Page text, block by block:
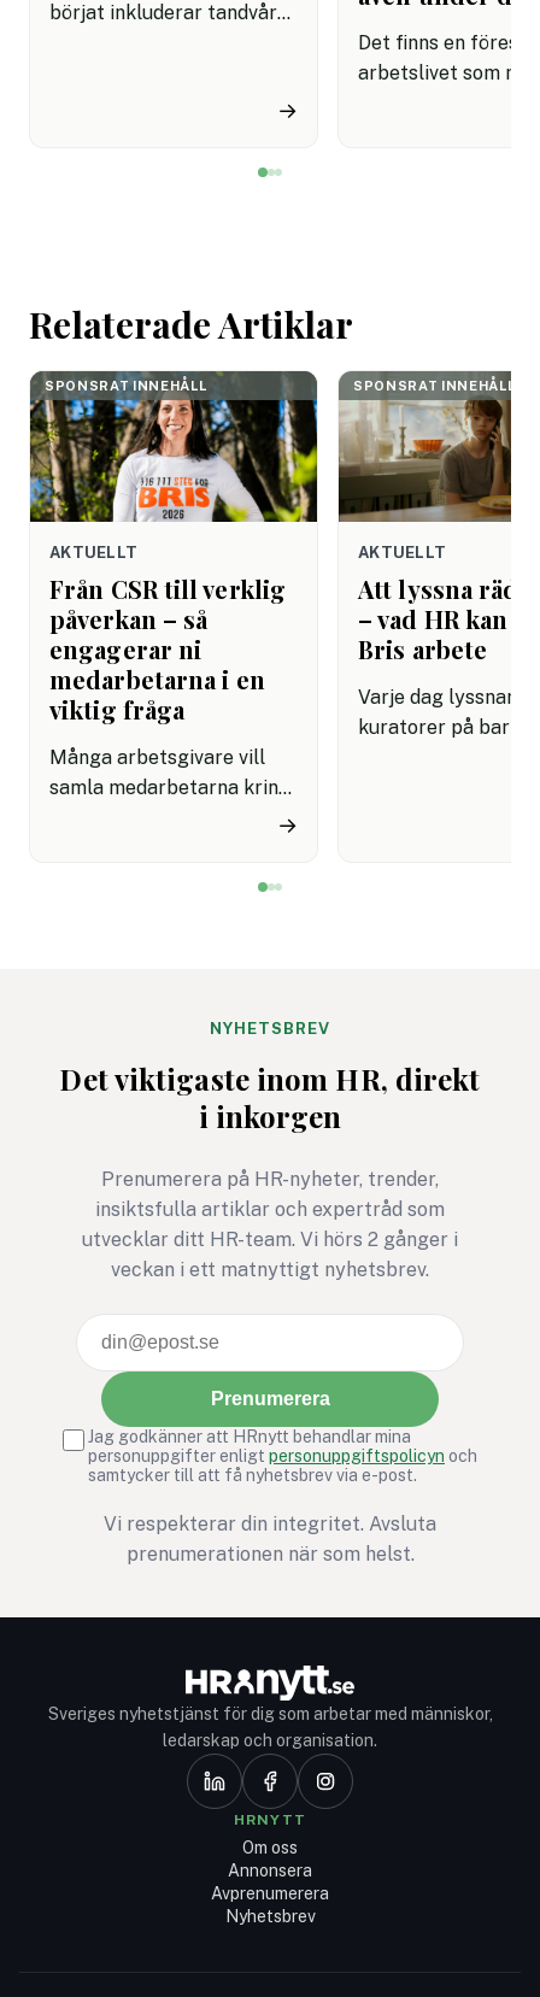
börjat inkluderar tandvård i
miljon svenskar uppger att
→
Det finns en
arbetslivet som
Relaterade Artiklar
SPONSRAT INNEHÅLL
AKTUELLT
Från CSR till verklig
påverkan – så
engagerar ni
medarbetarna i en
viktig fråga
Många arbetsgivare vill
samla medarbetarna kring
Bris stegutmaning 116 111
må bra är ett exempel där
rörelse, gemenskap och
gemensamt syfte.
→
SPONSRAT INNEHÅLL
AKTUELLT
Att lyssna
– vad HR kan
Bris arbete
Varje dag lyssnar
kuratorer på barn
tillit och
NYHETSBREV
Det viktigaste inom HR, direkt
i inkorgen
Prenumerera på HR-nyheter, trender,
insiktsfulla artiklar och expertråd som
utvecklar ditt HR-team. Vi hörs 2 gånger i
veckan i ett matnyttigt nyhetsbrev.
Prenumerera
Jag godkänner att HRnytt behandlar mina
personuppgifter enligt personuppgiftspolicyn och
samtycker till att få nyhetsbrev via e-post.
Vi respekterar din integritet. Avsluta
prenumerationen när som helst.
Sveriges nyhetstjänst för dig som arbetar med människor,
ledarskap och organisation.
HRNYTT
Om oss
Annonsera
Avprenumerera
Nyhetsbrev